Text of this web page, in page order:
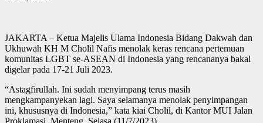
JAKARTA – Ketua Majelis Ulama Indonesia Bidang Dakwah dan
Ukhuwah KH M Cholil Nafis menolak keras rencana pertemuan
komunitas LGBT se-ASEAN di Indonesia yang rencananya bakal
digelar pada 17-21 Juli 2023.
“Astagfirullah. Ini sudah menyimpang terus masih
mengkampanyekan lagi. Saya selamanya menolak penyimpangan
ini, khususnya di Indonesia,” kata kiai Cholil, di Kantor MUI Jalan